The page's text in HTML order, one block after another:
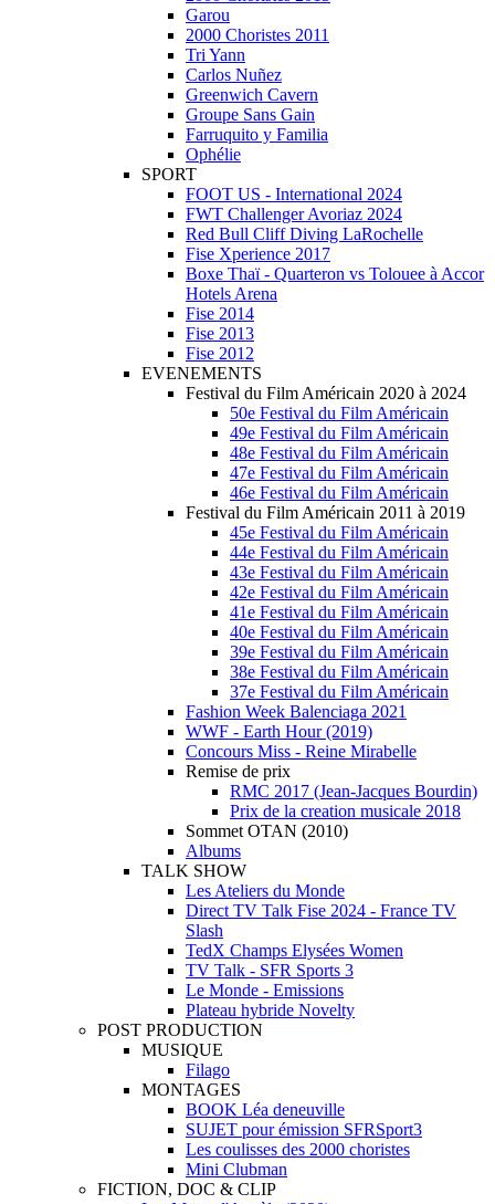
Garou
2000 Choristes 2011
Tri Yann
Carlos Nuñez
Greenwich Cavern
Groupe Sans Gain
Farruquito y Familia
Ophélie
SPORT
FOOT US - International 2024
FWT Challenger Avoriaz 2024
Red Bull Cliff Diving LaRochelle
Fise Xperience 2017
Boxe Thaï - Quarteron vs Tolouee à Accor
Hotels Arena
Fise 2014
Fise 2013
Fise 2012
EVENEMENTS
Festival du Film Américain 2020 à 2024
50e Festival du Film Américain
49e Festival du Film Américain
48e Festival du Film Américain
47e Festival du Film Américain
46e Festival du Film Américain
Festival du Film Américain 2011 à 2019
45e Festival du Film Américain
44e Festival du Film Américain
43e Festival du Film Américain
42e Festival du Film Américain
41e Festival du Film Américain
40e Festival du Film Américain
39e Festival du Film Américain
38e Festival du Film Américain
37e Festival du Film Américain
Fashion Week Balenciaga 2021
WWF - Earth Hour (2019)
Concours Miss - Reine Mirabelle
Remise de prix
RMC 2017 (Jean-Jacques Bourdin)
Prix de la creation musicale 2018
Sommet OTAN (2010)
Albums
TALK SHOW
Les Ateliers du Monde
Direct TV Talk Fise 2024 - France TV
Slash
TedX Champs Elysées Women
TV Talk - SFR Sports 3
Le Monde - Emissions
Plateau hybride Novelty
POST PRODUCTION
MUSIQUE
Filago
MONTAGES
BOOK Léa deneuville
SUJET pour émission SFRSport3
Les coulisses des 2000 choristes
Mini Clubman
FICTION, DOC & CLIP